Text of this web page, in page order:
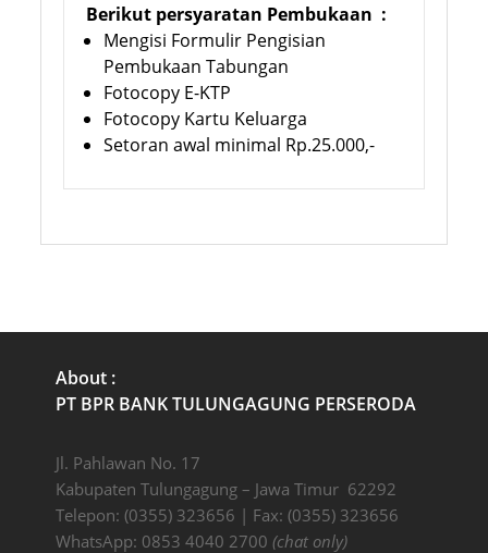
Berikut persyaratan Pembukaan :
Mengisi Formulir Pengisian
Pembukaan Tabungan
Fotocopy E-KTP
Fotocopy Kartu Keluarga
Setoran awal minimal Rp.25.000,-
About :
PT BPR BANK TULUNGAGUNG PERSERODA
Jl. Pahlawan No. 17
Kabupaten Tulungagung – Jawa Timur 62292
Telepon: (0355) 323656 | Fax: (0355) 323656
WhatsApp: 0853 4040 2700 (chat only)